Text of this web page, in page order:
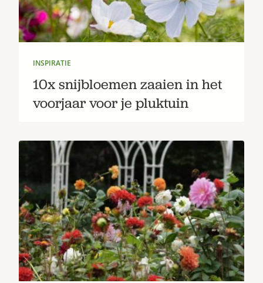
INSPIRATIE
10x snijbloemen zaaien in het
voorjaar voor je pluktuin